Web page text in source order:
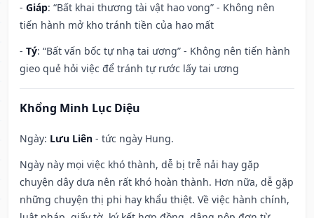
- Giáp: “Bất khai thương tài vật hao vong” - Không nên
tiến hành mở kho tránh tiền của hao mất
- Tý: “Bất vấn bốc tự nhạ tai ương” - Không nên tiến hành
gieo quẻ hỏi việc để tránh tự rước lấy tai ương
Khổng Minh Lục Diệu
Ngày: Lưu Liên - tức ngày Hung.
Ngày này mọi việc khó thành, dễ bị trễ nải hay gặp
chuyện dây dưa nên rất khó hoàn thành. Hơn nữa, dễ gặp
những chuyện thị phi hay khẩu thiệt. Về việc hành chính,